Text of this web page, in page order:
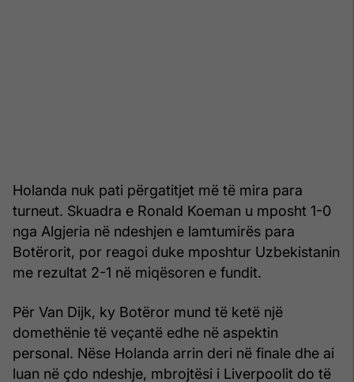
Holanda nuk pati përgatitjet më të mira para
turneut. Skuadra e Ronald Koeman u mposht 1-0
nga Algjeria në ndeshjen e lamtumirës para
Botërorit, por reagoi duke mposhtur Uzbekistanin
me rezultat 2-1 në miqësoren e fundit.
Për Van Dijk, ky Botëror mund të ketë një
domethënie të veçantë edhe në aspektin
personal. Nëse Holanda arrin deri në finale dhe ai
luan në çdo ndeshje, mbrojtësi i Liverpoolit do të